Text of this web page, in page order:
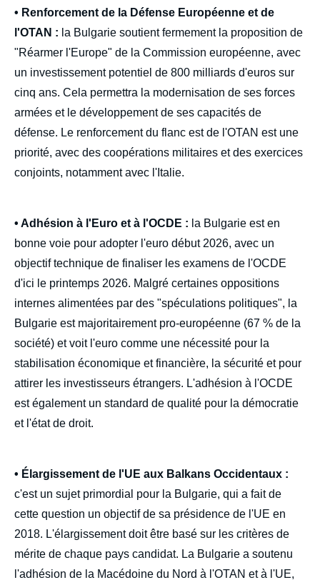
• Renforcement de la Défense Européenne et de
l'OTAN : la Bulgarie soutient fermement la proposition de
"Réarmer l'Europe" de la Commission européenne, avec
un investissement potentiel de 800 milliards d'euros sur
cinq ans. Cela permettra la modernisation de ses forces
armées et le développement de ses capacités de
défense. Le renforcement du flanc est de l'OTAN est une
priorité, avec des coopérations militaires et des exercices
conjoints, notamment avec l'Italie.
• Adhésion à l'Euro et à l'OCDE : la Bulgarie est en
bonne voie pour adopter l'euro début 2026, avec un
objectif technique de finaliser les examens de l'OCDE
d'ici le printemps 2026. Malgré certaines oppositions
internes alimentées par des "spéculations politiques", la
Bulgarie est majoritairement pro-européenne (67 % de la
société) et voit l'euro comme une nécessité pour la
stabilisation économique et financière, la sécurité et pour
attirer les investisseurs étrangers. L'adhésion à l'OCDE
est également un standard de qualité pour la démocratie
et l'état de droit.
• Élargissement de l'UE aux Balkans Occidentaux :
c'est un sujet primordial pour la Bulgarie, qui a fait de
cette question un objectif de sa présidence de l'UE en
2018. L'élargissement doit être basé sur les critères de
mérite de chaque pays candidat. La Bulgarie a soutenu
l'adhésion de la Macédoine du Nord à l'OTAN et à l'UE,